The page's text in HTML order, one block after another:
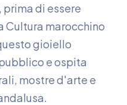
prima di essere
Cultura marocchino
gioiello
e ospita
mostre d'arte e